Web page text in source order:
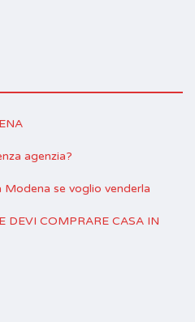
agenzia?
se voglio venderla
DEVI COMPRARE CASA IN